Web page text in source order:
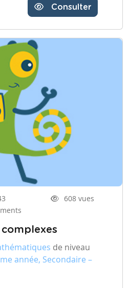
Consulter
608 vues
de niveau
année, Secondaire –